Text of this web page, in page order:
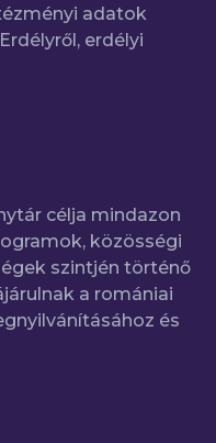
adatok
erdélyi
célja mindazon
közösségi
szintjén történő
a romániai
és